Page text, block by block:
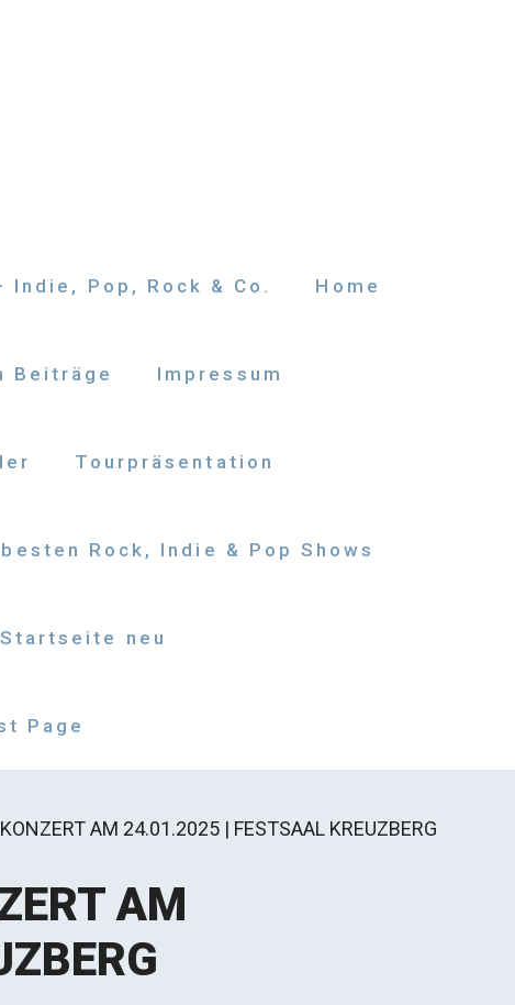
Indie, Pop, Rock & Co. Home
Beiträge Impressum
Tourpräsentation
Rock, Indie & Pop Shows
Startseite neu
Page
AM 24.01.2025 | FESTSAAL KREUZBERG
AM